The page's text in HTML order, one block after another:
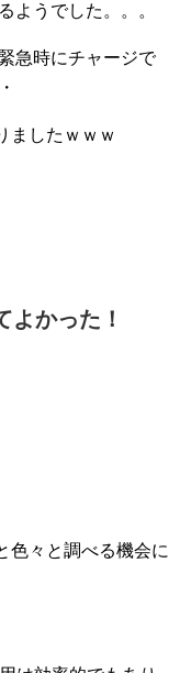
ようでした。。。
急時にチャージで
ましたｗｗｗ
かった！
色々と調べる機会に